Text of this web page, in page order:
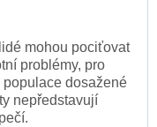
mohou pociťovat
problémy, pro
populace dosažené
nepředstavují